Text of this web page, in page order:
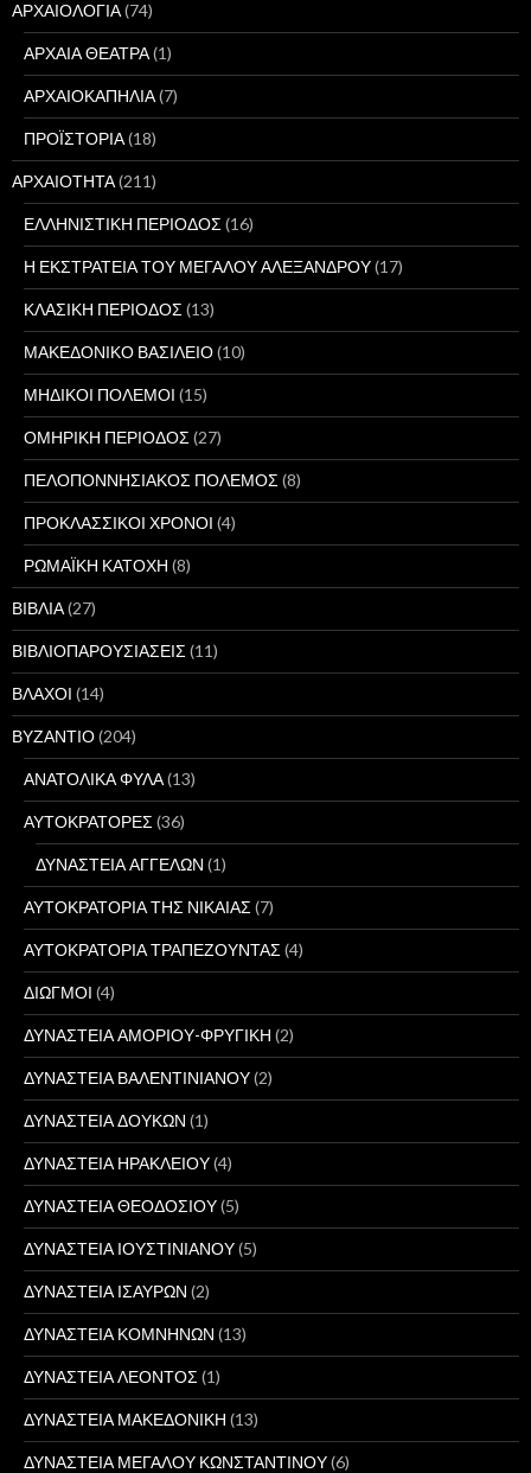
ΑΡΧΑΙΟΛΟΓΙΑ(74)
ΑΡΧΑΙΑ ΘΕΑΤΡΑ(1)
ΑΡΧΑΙΟΚΑΠΗΛΙΑ(7)
ΠΡΟΪΣΤΟΡΙΑ(18)
ΑΡΧΑΙΟΤΗΤΑ(211)
ΕΛΛΗΝΙΣΤΙΚΗ ΠΕΡΙΟΔΟΣ (16)
Η ΕΚΣΤΡΑΤΕΙΑ ΤΟΥ ΜΕΓΑΛΟΥ ΑΛΕΞΑΝΔΡΟΥ(17)
ΚΛΑΣΙΚΗ ΠΕΡΙΟΔΟΣ (13)
ΜΑΚΕΔΟΝΙΚΟ ΒΑΣΙΛΕΙΟ(10)
ΜΗΔΙΚΟΙ ΠΟΛΕΜΟΙ (15)
ΟΜΗΡΙΚΗ ΠΕΡΙΟΔΟΣ (27)
ΠΕΛΟΠΟΝΝΗΣΙΑΚΟΣ ΠΟΛΕΜΟΣ (8)
ΠΡΟΚΛΑΣΣΙΚΟΙ ΧΡΟΝΟΙ (4)
ΡΩΜΑΪΚΗ ΚΑΤΟΧΗ (8)
ΒΙΒΛΙΑ(27)
ΒΙΒΛΙΟΠΑΡΟΥΣΙΑΣΕΙΣ (11)
ΒΛΑΧΟΙ (14)
ΒΥΖΑΝΤΙΟ(204)
ΑΝΑΤΟΛΙΚΑ ΦΥΛΑ(13)
ΑΥΤΟΚΡΑΤΟΡΕΣ (36)
ΔΥΝΑΣΤΕΙΑ ΑΓΓΕΛΩΝ (1)
ΑΥΤΟΚΡΑΤΟΡΙΑ ΤΗΣ ΝΙΚΑΙΑΣ (7)
ΑΥΤΟΚΡΑΤΟΡΙΑ ΤΡΑΠΕΖΟΥΝΤΑΣ (4)
ΔΙΩΓΜΟΙ (4)
ΔΥΝΑΣΤΕΙΑ ΑΜΟΡΙΟΥ-ΦΡΥΓΙΚΗ (2)
ΔΥΝΑΣΤΕΙΑ ΒΑΛΕΝΤΙΝΙΑΝΟΥ(2)
ΔΥΝΑΣΤΕΙΑ ΔΟΥΚΩΝ (1)
ΔΥΝΑΣΤΕΙΑ ΗΡΑΚΛΕΙΟΥ(4)
ΔΥΝΑΣΤΕΙΑ ΘΕΟΔΟΣΙΟΥ(5)
ΔΥΝΑΣΤΕΙΑ ΙΟΥΣΤΙΝΙΑΝΟΥ(5)
ΔΥΝΑΣΤΕΙΑ ΙΣΑΥΡΩΝ (2)
ΔΥΝΑΣΤΕΙΑ ΚΟΜΝΗΝΩΝ (13)
ΔΥΝΑΣΤΕΙΑ ΛΕΟΝΤΟΣ (1)
ΔΥΝΑΣΤΕΙΑ ΜΑΚΕΔΟΝΙΚΗ (13)
ΔΥΝΑΣΤΕΙΑ ΜΕΓΑΛΟΥ ΚΩΝΣΤΑΝΤΙΝΟΥ(6)